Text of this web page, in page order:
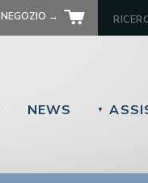
NEGOZIO →
NEWS ▼